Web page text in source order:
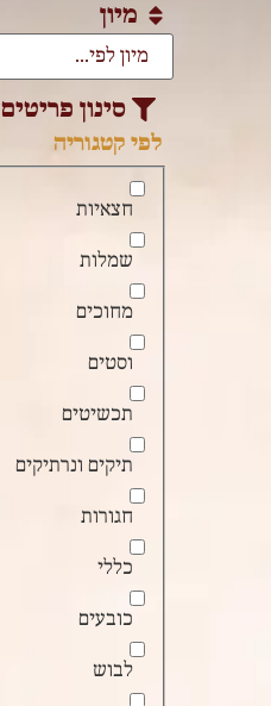
מיון
סינון פריטים
לפי קטגוריה
חצאיות
שמלות
מחוכים
וסטים
תכשיטים
תיקים ונרתיקים
חגורות
כללי
כובעים
לבוש